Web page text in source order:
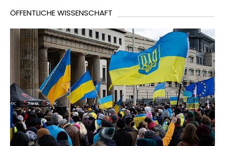
ÖFFENTLICHE WISSENSCHAFT